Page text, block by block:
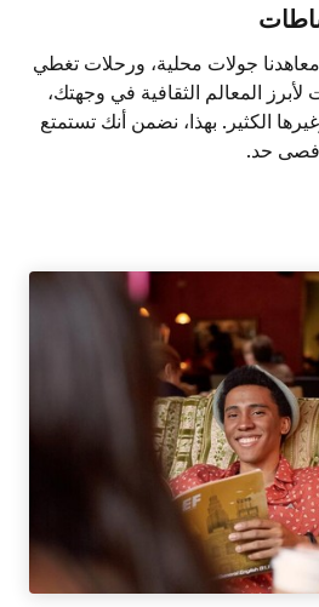
جولات محلية، ورحلات تغطي
لأبرز المعالم الثقافية في وجهتك،
الكثير. بهذا، نضمن أنك تستمتع
حد.